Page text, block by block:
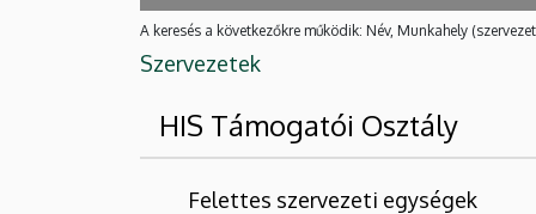
A keresés a következőkre működik: Név, Munkahely
Szervezetek
HIS Támogatói Osztály
Felettes szervezeti egységek